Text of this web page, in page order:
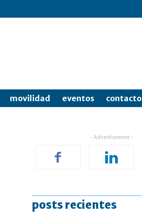
movilidad eventos contacto
- Advertisement -
posts recientes